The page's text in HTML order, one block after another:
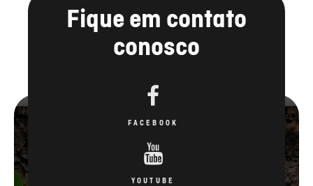
Fique em contato
conosco
FACEBOOK
YOUTUBE